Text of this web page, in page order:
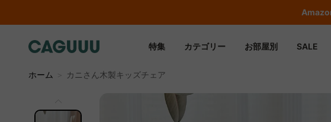
期
特集
カテゴリー お部屋別 SALE
ホーム
カニさん木製キッズチェア